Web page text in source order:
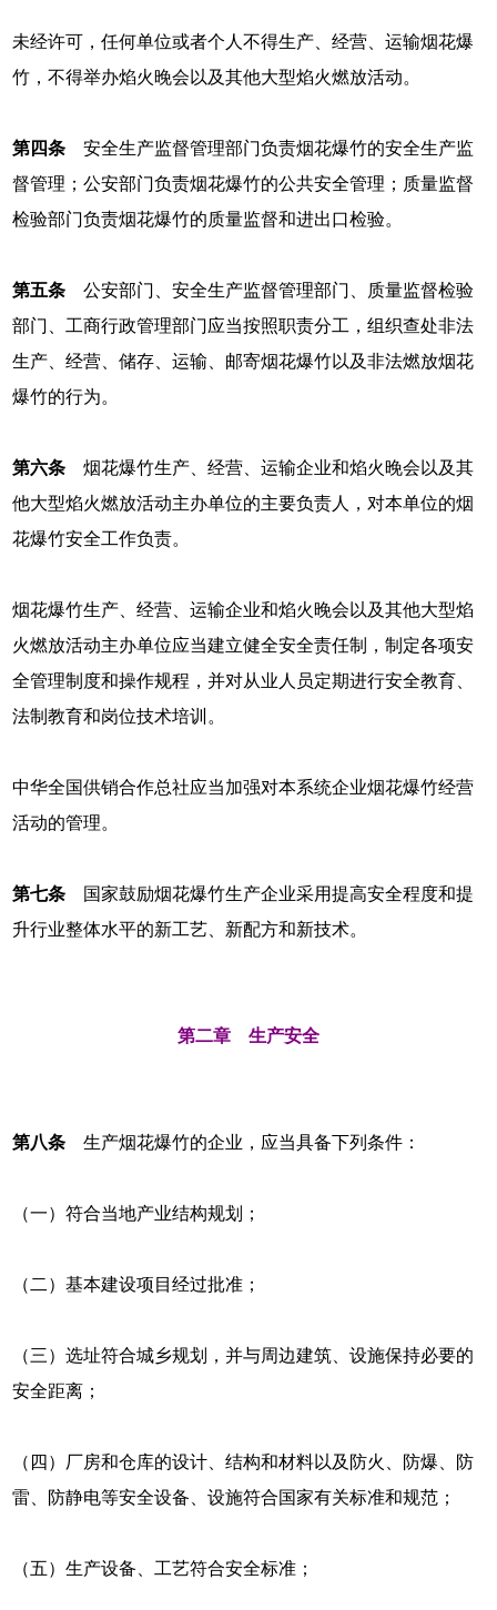
未经许可，任何单位或者个人不得生产、经营、运输烟花爆
竹，不得举办焰火晚会以及其他大型焰火燃放活动。
第四条 安全生产监督管理部门负责烟花爆竹的安全生产监
督管理；公安部门负责烟花爆竹的公共安全管理；质量监督
检验部门负责烟花爆竹的质量监督和进出口检验。
第五条 公安部门、安全生产监督管理部门、质量监督检验
部门、工商行政管理部门应当按照职责分工，组织查处非法
生产、经营、储存、运输、邮寄烟花爆竹以及非法燃放烟花
爆竹的行为。
第六条 烟花爆竹生产、经营、运输企业和焰火晚会以及其
他大型焰火燃放活动主办单位的主要负责人，对本单位的烟
花爆竹安全工作负责。
烟花爆竹生产、经营、运输企业和焰火晚会以及其他大型焰
火燃放活动主办单位应当建立健全安全责任制，制定各项安
全管理制度和操作规程，并对从业人员定期进行安全教育、
法制教育和岗位技术培训。
中华全国供销合作总社应当加强对本系统企业烟花爆竹经营
活动的管理。
第七条 国家鼓励烟花爆竹生产企业采用提高安全程度和提
升行业整体水平的新工艺、新配方和新技术。
第二章 生产安全
第八条 生产烟花爆竹的企业，应当具备下列条件：
（一）符合当地产业结构规划；
（二）基本建设项目经过批准；
（三）选址符合城乡规划，并与周边建筑、设施保持必要的
安全距离；
（四）厂房和仓库的设计、结构和材料以及防火、防爆、防
雷、防静电等安全设备、设施符合国家有关标准和规范；
（五）生产设备、工艺符合安全标准；